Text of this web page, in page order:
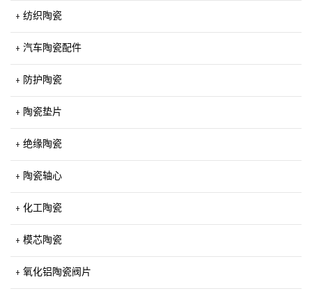
纺织陶瓷
汽车陶瓷配件
防护陶瓷
陶瓷垫片
绝缘陶瓷
陶瓷轴心
化工陶瓷
模芯陶瓷
氧化铝陶瓷阀片